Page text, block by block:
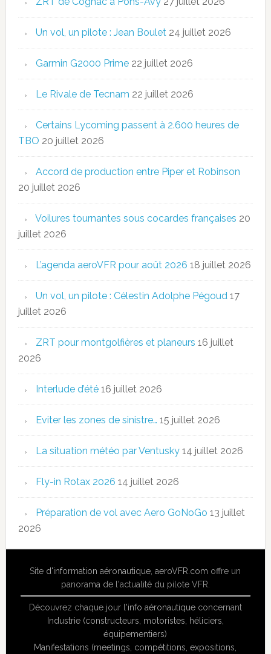
Un vol, un pilote : Jean Boulet 24 juillet 2026
Garmin G2000 Prime 22 juillet 2026
Le Rivale de Tecnam 22 juillet 2026
Certains Lycoming passent à 2.600 heures de
TBO 20 juillet 2026
Accord de production entre Piper et Robinson
20 juillet 2026
Voilures tournantes sous cocardes françaises 20
juillet 2026
L’agenda aeroVFR pour août 2026 18 juillet 2026
Un vol, un pilote : Célestin Adolphe Pégoud 17
juillet 2026
ZRT pour montgolfières et planeurs 16 juillet
2026
Interlude d’été 16 juillet 2026
Eviter les zones de sinistre… 15 juillet 2026
La situation météo par Ventusky 14 juillet 2026
Fly-in Rotax 2026 14 juillet 2026
Préparation de vol avec Aero GoNoGo 13 juillet
2026
Site d'information aéronautique ,aeroVFR.com offre un
panorama de l'actualité du pilote VFR.
Découvrez chaque jour l'info aéronautiqueconcernant
Industrie (constructeurs, motoristes, héliciers,
équipementiers)
Manifestations (meetings, compétitions, expositions,